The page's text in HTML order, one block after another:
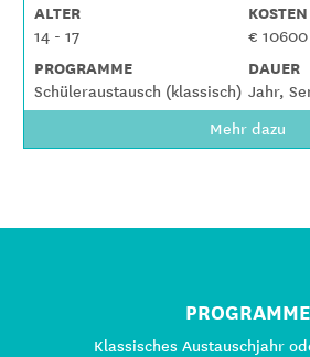
ALTER KOSTEN
14 - 17 €
PROGRAMME DAUER
Schüleraustausch (klassisch) Jahr,
Mehr dazu
PROGRAMME
Klassisches Austauschjahr